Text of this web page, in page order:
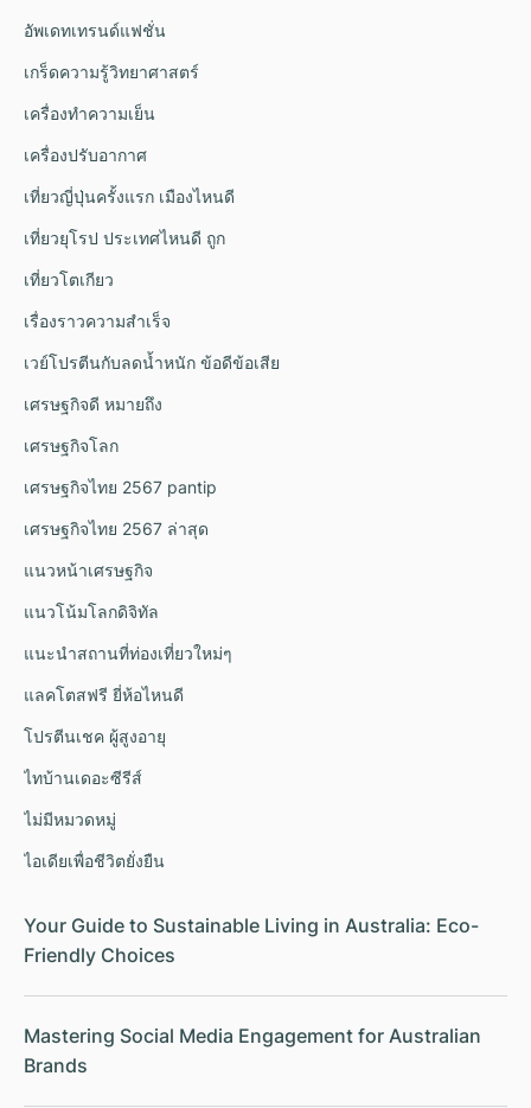
อัพเดทเทรนด์แฟชั่น
เกร็ดความรู้วิทยาศาสตร์
เครื่องทำความเย็น
เครื่องปรับอากาศ
เที่ยวญี่ปุ่นครั้งแรก เมืองไหนดี
เที่ยวยุโรป ประเทศไหนดี ถูก
เที่ยวโตเกียว
เรื่องราวความสำเร็จ
เวย์โปรตีนกับลดน้ำหนัก ข้อดีข้อเสีย
เศรษฐกิจดี หมายถึง
เศรษฐกิจโลก
เศรษฐกิจไทย 2567 pantip
เศรษฐกิจไทย 2567 ล่าสุด
แนวหน้าเศรษฐกิจ
แนวโน้มโลกดิจิทัล
แนะนำสถานที่ท่องเที่ยวใหม่ๆ
แลคโตสฟรี ยี่ห้อไหนดี
โปรตีนเชค ผู้สูงอายุ
ไทบ้านเดอะซีรีส์
ไม่มีหมวดหมู่
ไอเดียเพื่อชีวิตยั่งยืน
Your Guide to Sustainable Living in Australia: Eco-
Friendly Choices
Mastering Social Media Engagement for Australian
Brands